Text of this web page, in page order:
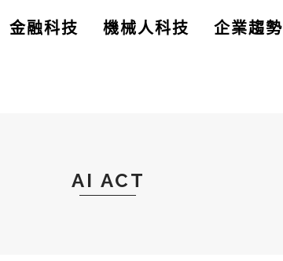
金融科技 機械人科技 企業趨勢
AI ACT